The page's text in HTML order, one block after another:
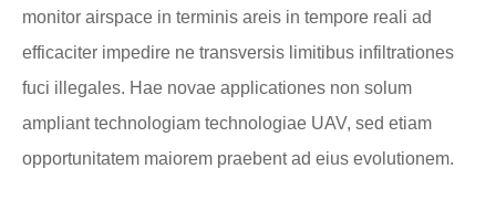
monitor airspace in terminis areis in tempore reali ad
efficaciter impedire ne transversis limitibus infiltrationes
fuci illegales. Hae novae applicationes non solum
ampliant technologiam technologiae UAV, sed etiam
opportunitatem maiorem praebent ad eius evolutionem.